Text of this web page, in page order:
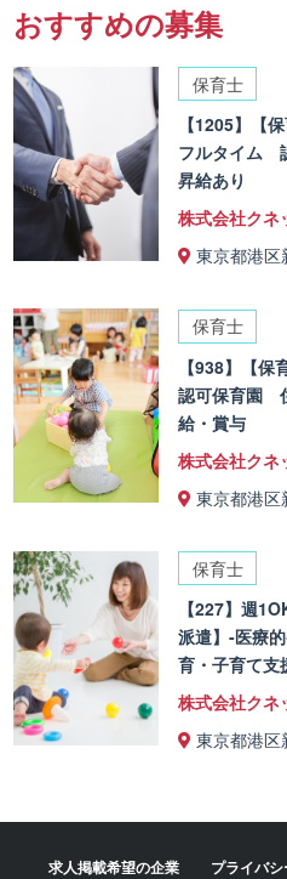
おすすめの募集
保育士
【1205】【
フルタイム
昇給あり
株式会社クネ
東京都港
保育士
【938】【保
認可保育園
給・賞与
株式会社クネ
東京都港
保育士
【227】週
派遣】-医療
育・子育て支
株式会社クネ
東京都港
求人掲載希望の企業 プライバ